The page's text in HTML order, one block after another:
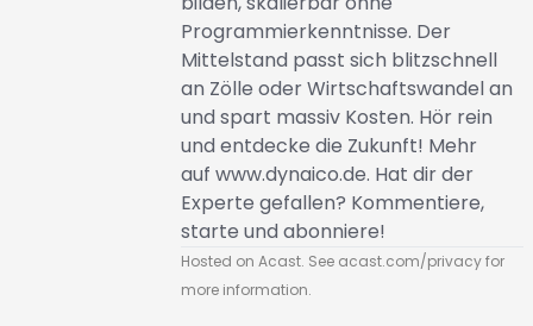
Programmierkenntnisse. Der
Mittelstand passt sich blitzschnell
an Zölle oder Wirtschaftswandel an
und spart massiv Kosten. Hör rein
und entdecke die Zukunft! Mehr
auf www.dynaico.de. Hat dir der
Experte gefallen? Kommentiere,
starte und abonniere!
Hosted on Acast. See acast.com/privacyfor
more information.